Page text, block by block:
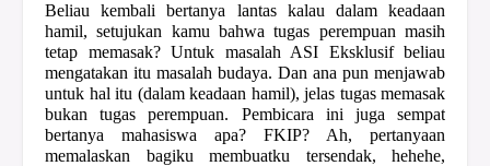
Beliau kembali bertanya lantas kalau dalam keadaan
hamil, setujukan kamu bahwa tugas perempuan masih
tetap memasak? Untuk masalah ASI Eksklusif beliau
mengatakan itu masalah budaya. Dan ana pun menjawab
untuk hal itu (dalam keadaan hamil), jelas tugas memasak
bukan tugas perempuan. Pembicara ini juga sempat
bertanya mahasiswa apa? FKIP? Ah, pertanyaan
memalaskan bagiku membuatku tersendak, hehehe,